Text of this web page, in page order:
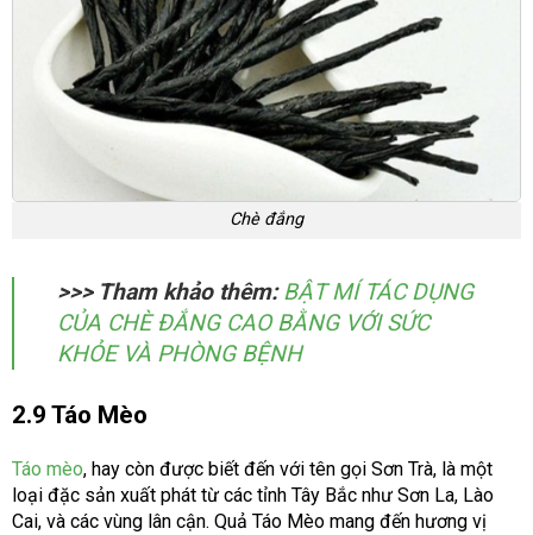
Chè đắng
>>> Tham khảo thêm: BẬT MÍ TÁC DỤNG
CỦA CHÈ ĐẮNG CAO BẰNG VỚI SỨC
KHỎE VÀ PHÒNG BỆNH
2.9 Táo Mèo
Táo mèo, hay còn được biết đến với tên gọi Sơn Trà, là một
loại đặc sản xuất phát từ các tỉnh Tây Bắc như Sơn La, Lào
Cai, và các vùng lân cận. Quả Táo Mèo mang đến hương vị